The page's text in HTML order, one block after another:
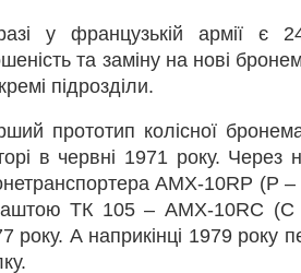
у французькій армії є
та заміну на нові
підрозділи.
прототип колісної
в червні 1971 року. Через
AMX-10RP (P
ТК 105 – AMX-10RC (C
року. А наприкінці 1979 року